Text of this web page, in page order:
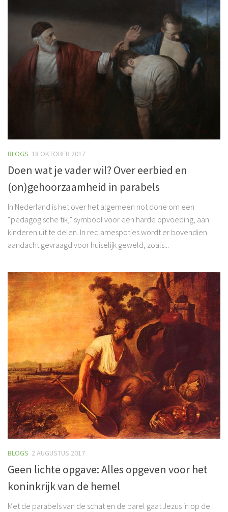
BLOGS 18 OKTOBER 2017
Doen wat je vader wil? Over eerbied en
(on)gehoorzaamheid in parabels
In Nederland is het over het algemeen not done om een
“pedagogische tik,” symbool voor een harde opvoeding, aan
kinderen uit te delen. In reclamespotjes wordt er bovendien
aandacht gevraagd voor huiselijk geweld, zoals...
BLOGS 2 AUGUSTUS 2017
Geen lichte opgave: Alles opgeven voor het
koninkrijk van de hemel
Met de parabels van de schat en de parel gaat Jezus in op de